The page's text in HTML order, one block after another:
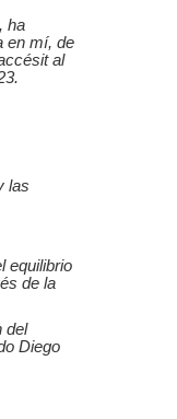
ha
en mí, de
al
las
equilibrio
de la
del
Diego